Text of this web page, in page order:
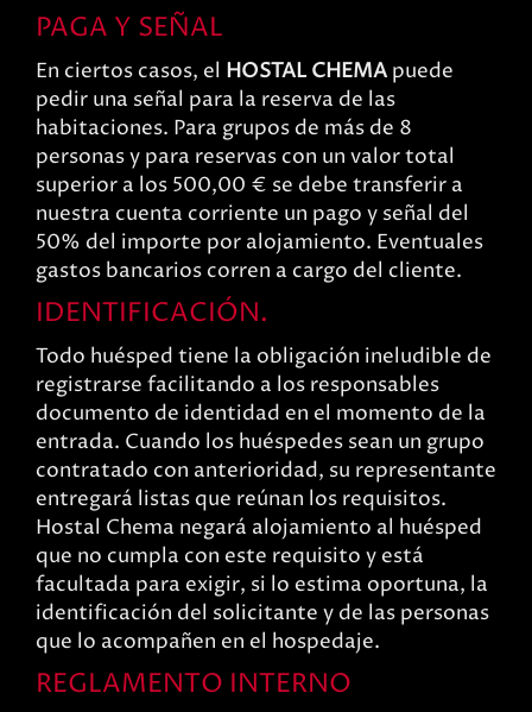
PAGA Y SEÑAL
En ciertos casos, el HOSTAL CHEMApuede
pedir una señal para la reserva de las
habitaciones. Para grupos de más de 8
personas y para reservas con un valor total
superior a los 500,00 € se debe transferir a
nuestra cuenta corriente un pago y señal del
50% del importe por alojamiento. Eventuales
gastos bancarios corren a cargo del cliente.
IDENTIFICACIÓN.
Todo huésped tiene la obligación ineludible de
registrarse facilitando a los responsables
documento de identidad en el momento de la
entrada. Cuando los huéspedes sean un grupo
contratado con anterioridad, su representante
entregará listas que reúnan los requisitos.
Hostal Chema negará alojamiento al huésped
que no cumpla con este requisito y está
facultada para exigir, si lo estima oportuna, la
identificación del solicitante y de las personas
que lo acompañen en el hospedaje.
REGLAMENTO INTERNO